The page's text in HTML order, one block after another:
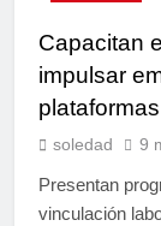
Capacitan
impulsar
soledad 9
Presentan
vinculación